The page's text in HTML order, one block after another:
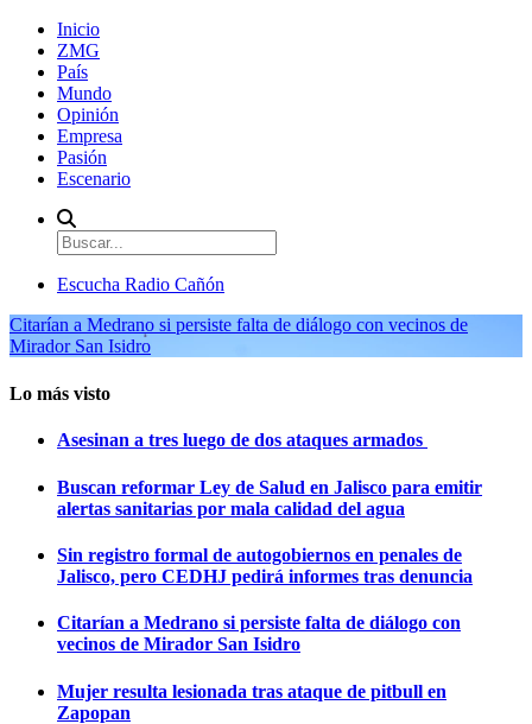
Inicio
ZMG
País
Mundo
Opinión
Empresa
Pasión
Escenario
Escucha Radio Cañón
Citarían a Medrano si persiste falta de diálogo con vecinos de
Mirador San Isidro
Lo más visto
Asesinan a tres luego de dos ataques armados
Buscan reformar Ley de Salud en Jalisco para emitir
alertas sanitarias por mala calidad del agua
Sin registro formal de autogobiernos en penales de
Jalisco, pero CEDHJ pedirá informes tras denuncia
Citarían a Medrano si persiste falta de diálogo con
vecinos de Mirador San Isidro
Mujer resulta lesionada tras ataque de pitbull en
Zapopan